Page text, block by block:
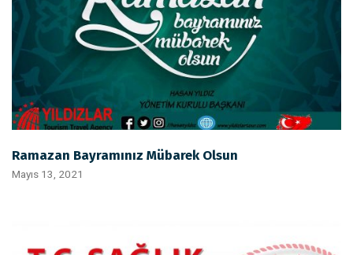
Ramazan Bayramınız Mübarek Olsun
Mayıs 13, 2021